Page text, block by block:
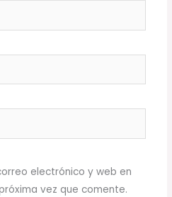
electrónico y web en
vez que comente.